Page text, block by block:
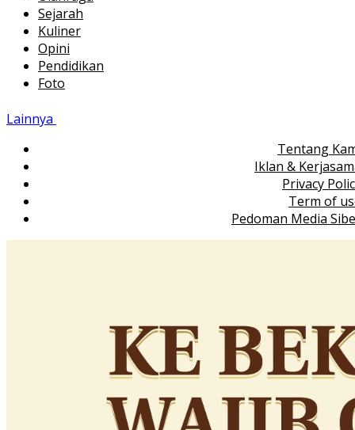
Sejarah
Kuliner
Opini
Pendidikan
Foto
Lainnya
Tentang
Iklan &
Privacy
Term of
Pedoman Media